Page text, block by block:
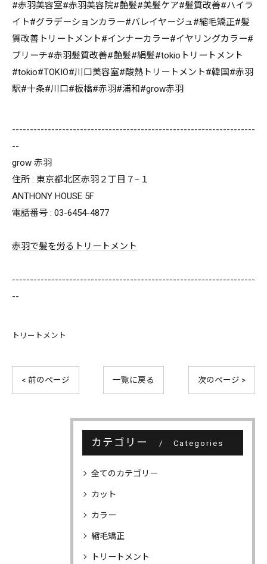
#赤羽美容室#赤羽美容院#艶髪#美髪ケア#髪質改善#ハイラ
イト#グラデーションカラー#バレイヤージュ#縮毛矯正#髪
質改善トリートメント#インナーカラー#イヤリングカラー#
ブリーチ#赤羽髪質改善#艶髪#絹髪#tokioトリートメント
#tokio#TOKIO#川口美容室#酸熱トリートメント#韓国#赤羽
駅#十条#川口#板橋#赤羽#浦和#grow赤羽
--------------------------------------------------------------------
--
grow 赤羽
住所 : 東京都北区赤羽２丁目７−１
ANTHONY HOUSE 5F
電話番号 : 03-6454-4877
赤羽で髪を労るトリートメント
--------------------------------------------------------------------
--
トリートメント
< 前のページ 一覧に戻る 次のページ >
カテゴリー Categories
全てのカテゴリー
カット
カラー
縮毛矯正
トリートメント